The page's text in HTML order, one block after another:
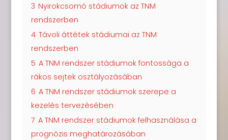
3 Nyirokcsomó stádiumok az TNM
rendszerben
4 Távoli áttétek stádiumai az TNM
rendszerben
5 A TNM rendszer stádiumok fontossága a
rákos sejtek osztályozásában
6 A TNM rendszer stádiumok szerepe a
kezelés tervezésében
7 A TNM rendszer stádiumok felhasználása a
prognózis meghatározásában